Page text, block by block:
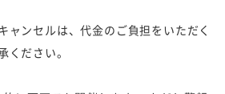
ャンセルは、代金のご負担をいただく
ください。